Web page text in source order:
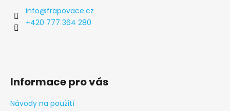
info@frapovace.cz
+420 777 364 280
Informace pro vás
Návody na použití